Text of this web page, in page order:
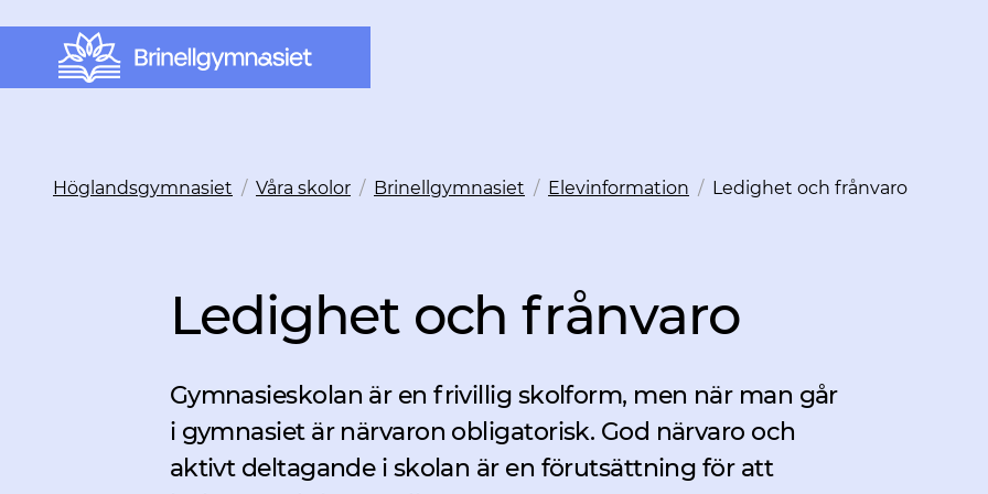
Höglandsgymnasiet / Våra skolor / Brinellgymnasiet / Elevinformation / Ledighet och frånvaro
Ledighet och frånvaro
Gymnasieskolan är en frivillig skolform, men när man går
i gymnasiet är närvaron obligatorisk. God närvaro och
aktivt deltagande i skolan är en förutsättning för att